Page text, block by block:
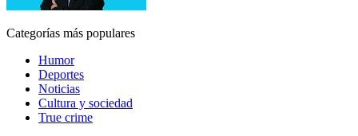
Categorías más populares
Humor
Deportes
Noticias
Cultura y sociedad
True crime